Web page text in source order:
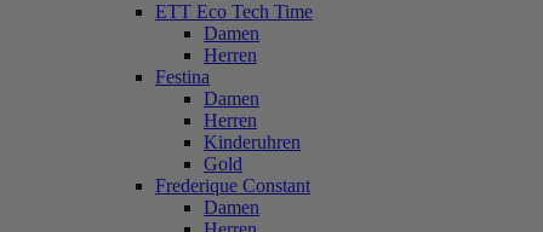
ETT Eco Tech Time
Damen
Herren
Festina
Damen
Herren
Kinderuhren
Gold
Frederique Constant
Damen